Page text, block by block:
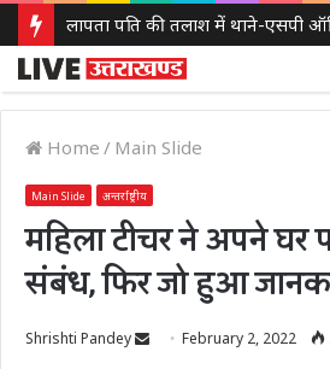
Home / Main Slide
Main Slide अन्तर्राष्ट्रीय
महिला टीचर ने अपने घर
संबंध, फिर जो हुआ
Shrishti Pandey
SendFebruary 2, 2022